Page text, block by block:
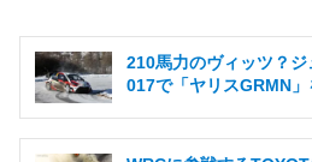
210馬力のヴィッツ？
017で「ヤリスGRMN」